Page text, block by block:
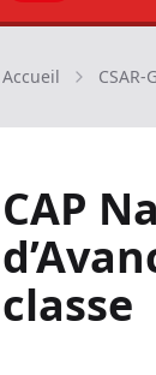
CGT
Accueil CSAR-
CAP
classe